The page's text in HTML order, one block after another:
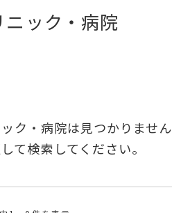
ニック・病院
ク・病院は見つかりません
て検索してください。